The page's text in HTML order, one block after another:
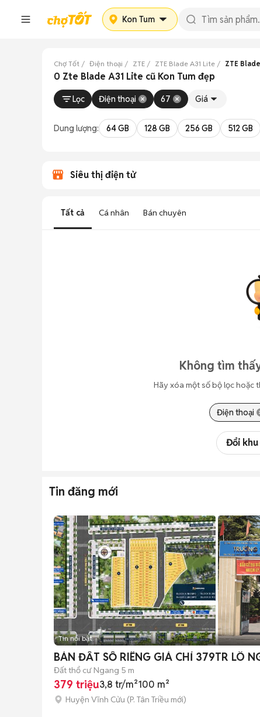
Kon Tum
Chợ Tốt Điện thoại ZTE ZTE Blade A31 Lite ZTE
0 Zte Blade A31 Lite cũ Kon Tum đẹp
Lọc Điện thoại 67 Giá
Dung lượng: 64 GB 128 GB 256 GB 512 GB
Siêu thị điện tử
Tất cả Cá nhân Bán chuyên
Không tìm
Hãy xóa một số bộ lọc hoặc
Điện thoại
Đổi
Tin đăng mới
Tin nổi bật
BÁN ĐẤT SỔ RIÊNG GIÁ CHỈ 379TR LÔ
Đất thổ cư Ngang 5 m
379 triệu3,8 tr/m²100 m²
Huyện Vĩnh Cửu (P. Tân Triều mới)